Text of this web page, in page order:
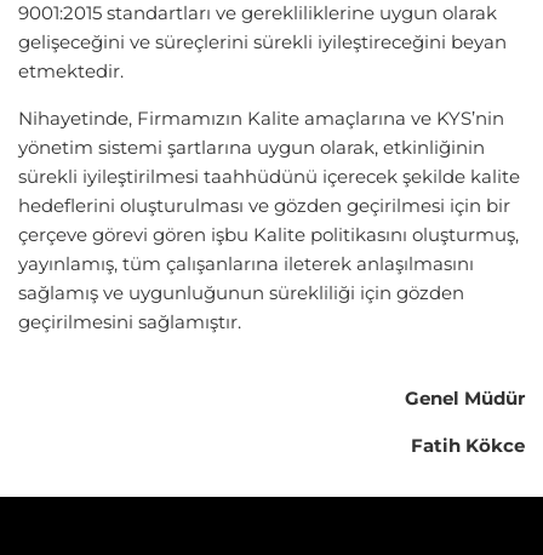
9001:2015 standartları ve gerekliliklerine uygun olarak
gelişeceğini ve süreçlerini sürekli iyileştireceğini beyan
etmektedir.
Nihayetinde, Firmamızın Kalite amaçlarına ve KYS’nin
yönetim sistemi şartlarına uygun olarak, etkinliğinin
sürekli iyileştirilmesi taahhüdünü içerecek şekilde kalite
hedeflerini oluşturulması ve gözden geçirilmesi için bir
çerçeve görevi gören işbu Kalite politikasını oluşturmuş,
yayınlamış, tüm çalışanlarına ileterek anlaşılmasını
sağlamış ve uygunluğunun sürekliliği için gözden
geçirilmesini sağlamıştır.
Genel Müdür
Fatih Kökce